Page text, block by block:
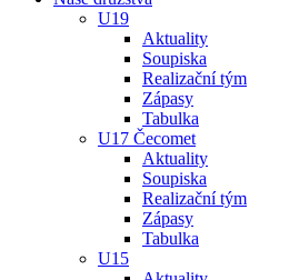
U19
Aktuality
Soupiska
Realizační tým
Zápasy
Tabulka
U17 Čecomet
Aktuality
Soupiska
Realizační tým
Zápasy
Tabulka
U15